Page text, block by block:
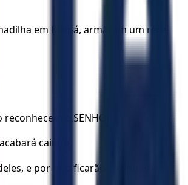
em Mispá, armaram um rede
o SENHOR.
caindo.
e por isso ficarão sozinhos e